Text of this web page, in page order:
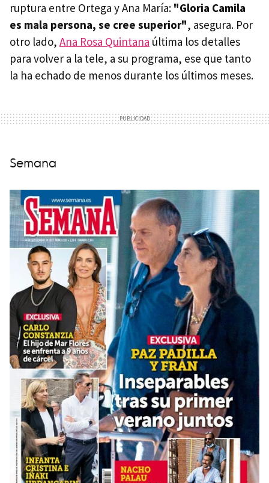
ruptura entre Ortega y Ana María: "Gloria Camila
es mala persona, se cree superior", asegura. Por
otro lado, Ana Rosa Quintana última los detalles
para volver a la tele, a su programa, ese que tanto
la ha echado de menos durante los últimos meses.
Semana